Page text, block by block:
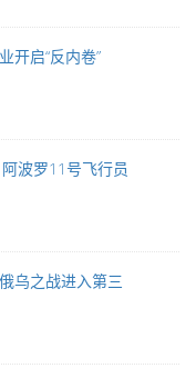
开启“反内卷”
波罗11号飞行员
乌之战进入第三